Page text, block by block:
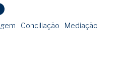
Conciliação
Mediação